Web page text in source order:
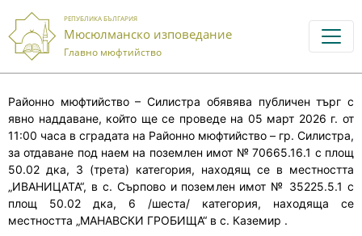
РЕПУБЛИКА БЪЛГАРИЯ
Мюсюлманско изповедание
Главно мюфтийство
Районно мюфтийство – Силистра обявява публичен търг с
явно наддаване, който ще се проведе на 05 март 2026 г. от
11:00 часа в сградата на Районно мюфтийство – гр. Силистра,
за отдаване под наем на поземлен имот № 70665.16.1 с площ
50.02 дка, 3 (трета) категория, находящ се в местността
„ИВАНИЦАТА“, в с. Сърпово и поземлен имот № 35225.5.1 с
площ 50.02 дка, 6 /шеста/ категория, находяща се
местността „МАНАВСКИ ГРОБИЩА“ в с. Каземир .